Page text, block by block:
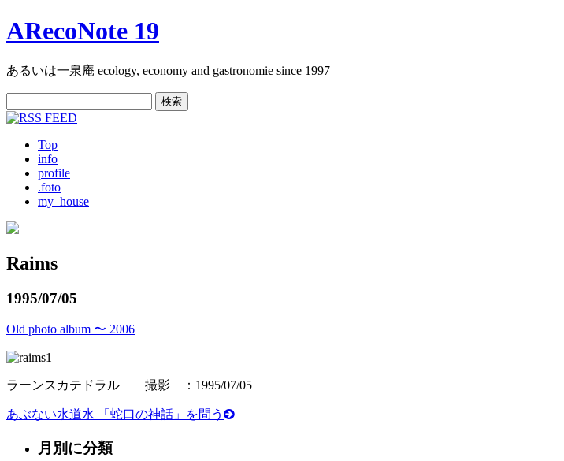
ARecoNote 19
あるいは一泉庵 ecology, economy and gastronomie since 1997
索:
Top
info
profile
.foto
my_house
Raims
1995/07/05
Old photo album 〜 2006
ラーンスカテドラル 撮影 ：1995/07/05
あぶない水道水 「蛇口の神話」を問う
月別に分類